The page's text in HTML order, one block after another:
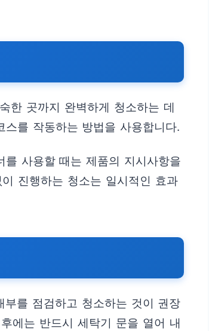
한 곳까지 완벽하게 청소하는 데
를 작동하는 방법을 사용합니다.
사용할 때는 제품의 지시사항을
진행하는 청소는 일시적인 효과
를 점검하고 청소하는 것이 권장
에는 반드시 세탁기 문을 열어 내